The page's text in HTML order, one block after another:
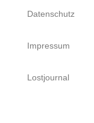
Datenschutz
Impressum
Lostjournal